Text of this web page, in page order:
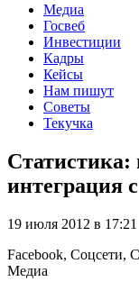
Медиа
Госвеб
Инвестиции
Кадры
Кейсы
Нам пишут
Советы
Текучка
Статистика:
интеграция
19 июля 2012 в 17:21
Facebook, Соцсети,
Медиа